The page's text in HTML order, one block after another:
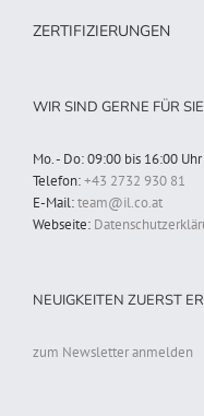
ZERTIFIZIERUNGEN
WIR SIND GERNE FÜR
Mo. - Do: 09:00 bis 16:00 Uhr
Telefon:+43 2732 930 81
E-Mail:team@il.co.at
Webseite:
NEUIGKEITEN ZUERST
zum Newsletter anmelden